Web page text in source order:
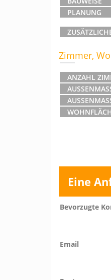
PLANUNG
Zimmer,
ANZAHL
AUSSENMASS
AUSSENMASS
Eine
Bevorzugte
Email